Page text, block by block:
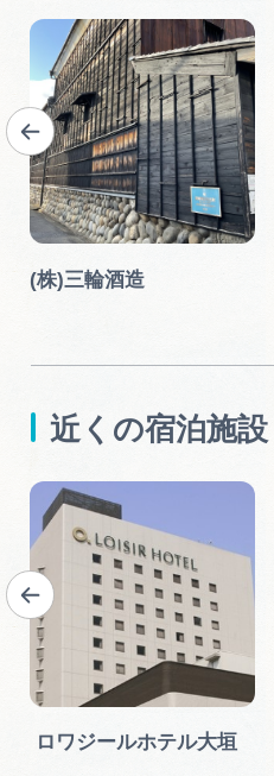
(株)三輪酒造
近くの宿泊施設
ロワジールホテル大垣